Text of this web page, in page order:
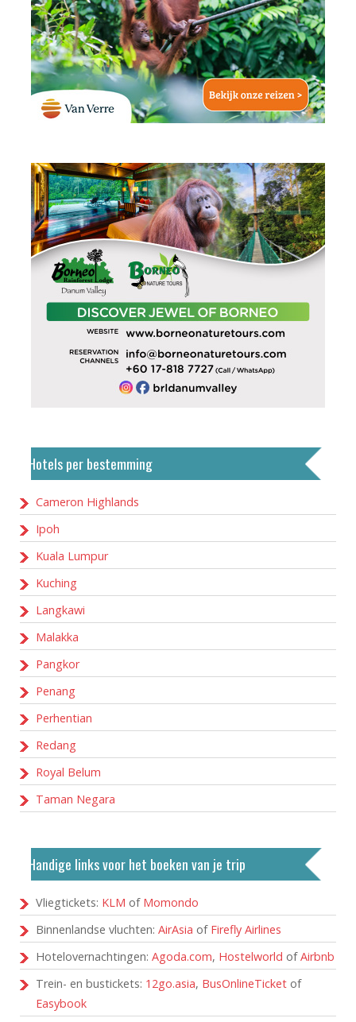
Hotels per bestemming
Cameron Highlands
Ipoh
Kuala Lumpur
Kuching
Langkawi
Malakka
Pangkor
Penang
Perhentian
Redang
Royal Belum
Taman Negara
Handige links voor het boeken van je trip
Vliegtickets: KLM of Momondo
Binnenlandse vluchten: AirAsia of Firefly Airlines
Hotelovernachtingen: Agoda.com, Hostelworld ofAirbnb
Trein- en bustickets: 12go.asia, BusOnlineTicket of
Easybook